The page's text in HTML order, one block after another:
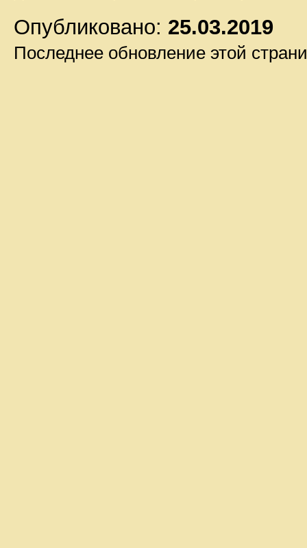
Опубликовано: 25.03.2019
Последнее обновление этой